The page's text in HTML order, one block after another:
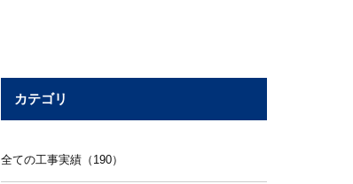
カテゴリ
全ての工事実績（190）